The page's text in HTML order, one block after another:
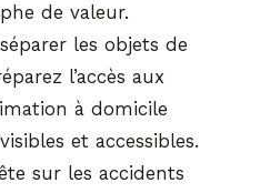
de valeur.
les objets de
l’accès aux
à domicile
et accessibles.
sur les accidents